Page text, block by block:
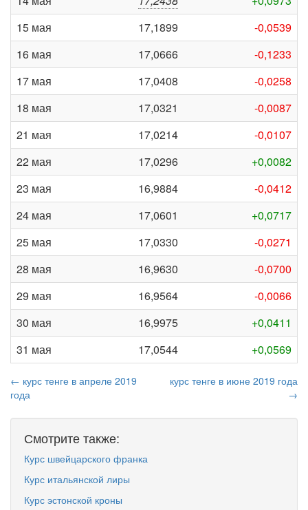
15 мая
17,1899
-0,0539
16 мая
17,0666
-0,1233
17 мая
17,0408
-0,0258
18 мая
17,0321
-0,0087
21 мая
17,0214
-0,0107
22 мая
17,0296
+0,0082
23 мая
16,9884
-0,0412
24 мая
17,0601
+0,0717
25 мая
17,0330
-0,0271
28 мая
16,9630
-0,0700
29 мая
16,9564
-0,0066
30 мая
16,9975
+0,0411
31 мая
17,0544 +0,0569
← курс тенге в апреле 2019
года
курс тенге в июне 2019 года
→
Смотрите также:
Курс швейцарского франка
Курс итальянской лиры
Курс эстонской кроны